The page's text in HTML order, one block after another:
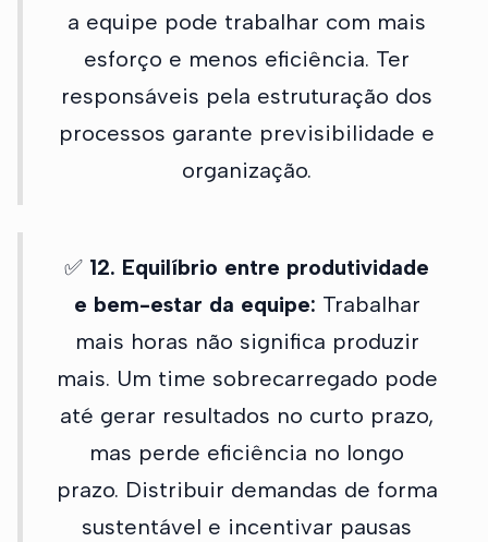
a equipe pode trabalhar com mais
esforço e menos eficiência. Ter
responsáveis pela estruturação dos
processos garante previsibilidade e
organização.
✅ 12. Equilíbrio entre produtividade
e bem-estar da equipe: Trabalhar
mais horas não significa produzir
mais. Um time sobrecarregado pode
até gerar resultados no curto prazo,
mas perde eficiência no longo
prazo. Distribuir demandas de forma
sustentável e incentivar pausas